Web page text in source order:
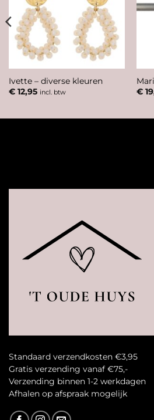
Ivette – diverse kleuren
€12,95 incl. btw
€
Standaard verzendkosten €3,95
Gratis verzending vanaf €75,-
Verzending binnen 1-2 werkdagen
Afhalen op afspraak mogelijk